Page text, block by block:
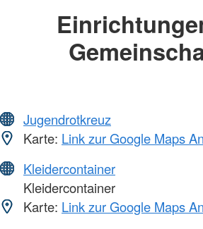
Jugendrotkreuz
Karte: Link zur Google Maps
Kleidercontainer
Kleidercontainer
Karte: Link zur Google Maps